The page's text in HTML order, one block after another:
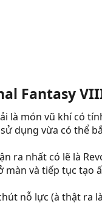
Fantasy
là món vũ khí có
dụng vừa có thể
ra nhất có lẽ là
màn và tiếp tục
nỗ lực (à thật ra